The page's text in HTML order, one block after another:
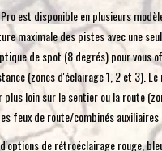
est disponible en plusieurs
maximale des pistes avec une
de spot (8 degrés) pour vous
(zones d'éclairage 1, 2 et 3).
plus loin sur le sentier ou la route
feux de route/combinés auxiliaires
de rétroéclairage rouge,